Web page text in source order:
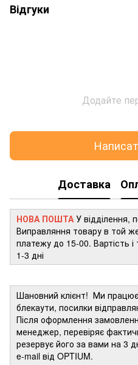
Відгуки
Додайте
Доставка
НОВА ПОШТА У відділення,
Виправляння товару в той
платежу до 15-00. Вартість і
1-3 дні
Шановний клієнт! Ми
блекаути, посилки
Після оформлення
менеджер, перевіряє
резервує його за вами на 3
e-mail від OPTIUM.